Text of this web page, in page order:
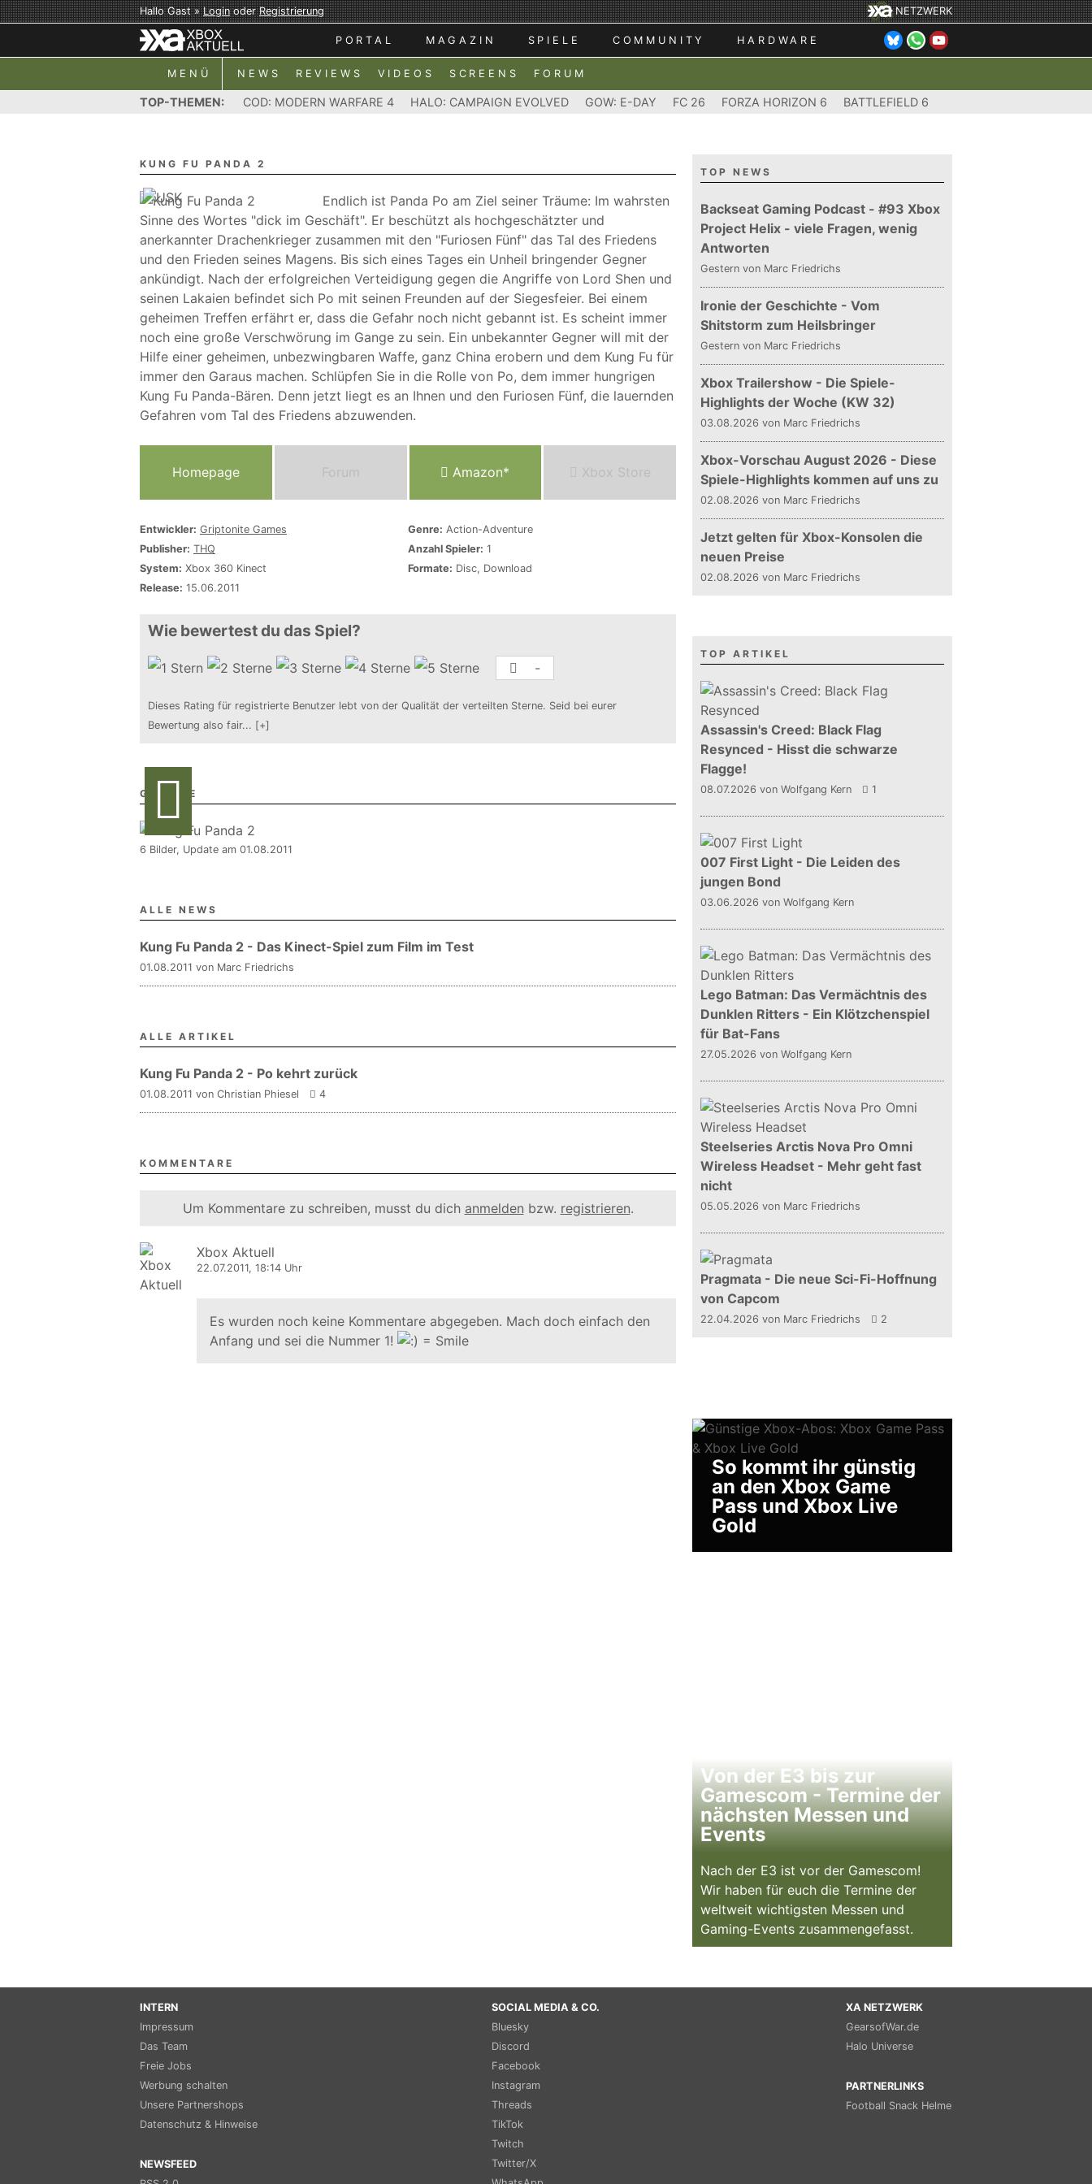
Hallo Gast »LoginoderRegistrierung NETZWERK
PORTAL MAGAZIN SPIELE COMMUNITY HARDWARE
MENÜ NEWS REVIEWS VIDEOS SCREENS FORUM
TOP-THEMEN: COD: MODERN WARFARE 4 HALO: CAMPAIGN EVOLVED GOW: E-DAY FC 26 FORZA HORIZON 6 BATTLEFIELD 6
KUNG FU PANDA 2
Endlich ist Panda Po am Ziel seiner Träume: Im wahrsten
Sinne des Wortes "dick im Geschäft". Er beschützt als hochgeschätzter und
anerkannter Drachenkrieger zusammen mit den "Furiosen Fünf" das Tal des Friedens
und den Frieden seines Magens. Bis sich eines Tages ein Unheil bringender Gegner
ankündigt. Nach der erfolgreichen Verteidigung gegen die Angriffe von Lord Shen und
seinen Lakaien befindet sich Po mit seinen Freunden auf der Siegesfeier. Bei einem
geheimen Treffen erfährt er, dass die Gefahr noch nicht gebannt ist. Es scheint immer
noch eine große Verschwörung im Gange zu sein. Ein unbekannter Gegner will mit der
Hilfe einer geheimen, unbezwingbaren Waffe, ganz China erobern und dem Kung Fu für
immer den Garaus machen. Schlüpfen Sie in die Rolle von Po, dem immer hungrigen
Kung Fu Panda-Bären. Denn jetzt liegt es an Ihnen und den Furiosen Fünf, die lauernden
Gefahren vom Tal des Friedens abzuwenden.
Homepage Forum Amazon* Xbox Store
Entwickler: Griptonite Games
Publisher: THQ
System: Xbox 360 Kinect
Genre: Action-Adventure
Anzahl Spieler: 1
Formate: Disc, Download
Release: 15.06.2011
Wie bewertest du das Spiel?
-
Dieses Rating für registrierte Benutzer lebt von der Qualität der verteilten Sterne. Seid bei eurer
Bewertung also fair... [+]
GALERIE
6 Bilder, Update am 01.08.2011
ALLE NEWS
Kung Fu Panda 2 - Das Kinect-Spiel zum Film im Test
01.08.2011 von Marc Friedrichs
ALLE ARTIKEL
Kung Fu Panda 2 - Po kehrt zurück
01.08.2011 von Christian Phiesel 4
KOMMENTARE
Um Kommentare zu schreiben, musst du dich anmelden bzw. registrieren.
Xbox Aktuell
22.07.2011, 18:14 Uhr
Es wurden noch keine Kommentare abgegeben. Mach doch einfach den
Anfang und sei die Nummer 1!
TOP NEWS
Backseat Gaming Podcast - #93 Xbox
Project Helix - viele Fragen, wenig
Antworten
Gestern von Marc Friedrichs
Ironie der Geschichte - Vom
Shitstorm zum Heilsbringer
Gestern von Marc Friedrichs
Xbox Trailershow - Die Spiele-
Highlights der Woche (KW 32)
03.08.2026 von Marc Friedrichs
Xbox-Vorschau August 2026 - Diese
Spiele-Highlights kommen auf uns zu
02.08.2026 von Marc Friedrichs
Jetzt gelten für Xbox-Konsolen die
neuen Preise
02.08.2026 von Marc Friedrichs
TOP ARTIKEL
Assassin's Creed: Black Flag
Resynced - Hisst die schwarze
Flagge!
08.07.2026 von Wolfgang Kern 1
007 First Light - Die Leiden des
jungen Bond
03.06.2026 von Wolfgang Kern
Lego Batman: Das Vermächtnis des
Dunklen Ritters - Ein Klötzchenspiel
für Bat-Fans
27.05.2026 von Wolfgang Kern
Steelseries Arctis Nova Pro Omni
Wireless Headset - Mehr geht fast
nicht
05.05.2026 von Marc Friedrichs
Pragmata - Die neue Sci-Fi-Hoffnung
von Capcom
22.04.2026 von Marc Friedrichs 2
So kommt ihr günstig
an den Xbox Game
Pass und Xbox Live
Gold
Von der E3 bis zur
Gamescom - Termine der
nächsten Messen und
Events
Nach der E3 ist vor der Gamescom!
Wir haben für euch die Termine der
weltweit wichtigsten Messen und
Gaming-Events zusammengefasst.
INTERN
Impressum
Das Team
Freie Jobs
Werbung schalten
Unsere Partnershops
Datenschutz & Hinweise
NEWSFEED
SOCIAL MEDIA & CO.
Bluesky
Discord
Facebook
Instagram
Threads
TikTok
Twitch
Twitter/X
XA NETZWERK
GearsofWar.de
Halo Universe
PARTNERLINKS
Football Snack Helme